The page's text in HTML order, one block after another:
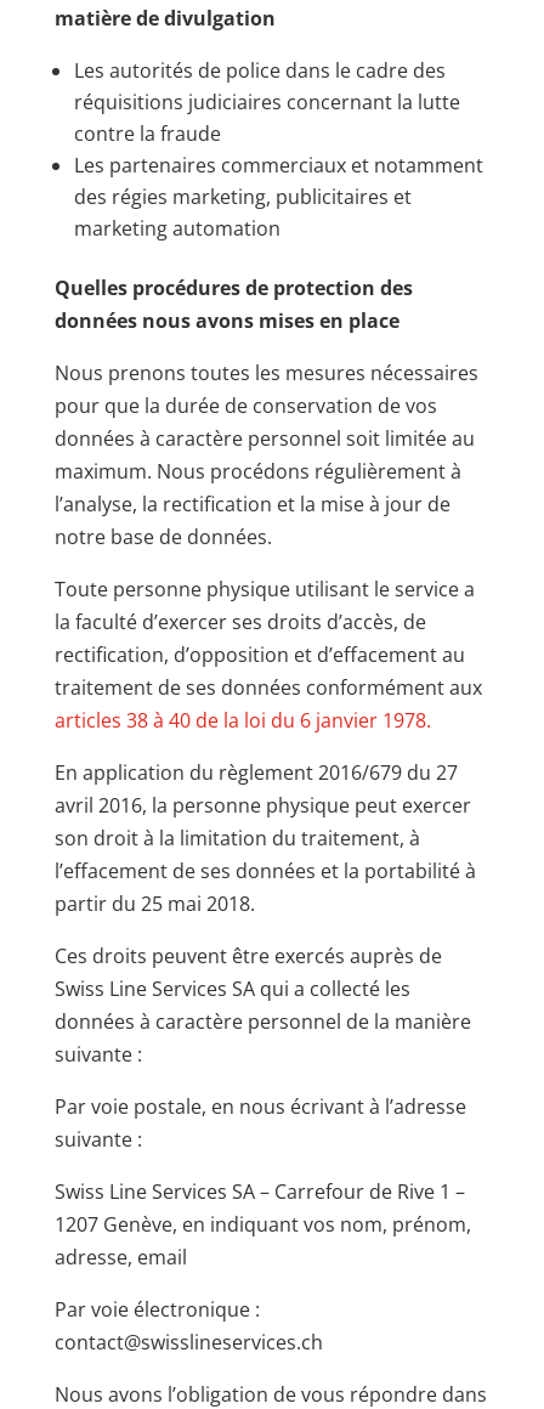
matière de divulgation
Les autorités de police dans le cadre des
réquisitions judiciaires concernant la lutte
contre la fraude
Les partenaires commerciaux et notamment
des régies marketing, publicitaires et
marketing automation
Quelles procédures de protection des
données nous avons mises en place
Nous prenons toutes les mesures nécessaires
pour que la durée de conservation de vos
données à caractère personnel soit limitée au
maximum. Nous procédons régulièrement à
l’analyse, la rectification et la mise à jour de
notre base de données.
Toute personne physique utilisant le service a
la faculté d’exercer ses droits d’accès, de
rectification, d’opposition et d’effacement au
traitement de ses données conformément aux
articles 38 à 40 de la loi du 6 janvier 1978.
En application du règlement 2016/679 du 27
avril 2016, la personne physique peut exercer
son droit à la limitation du traitement, à
l’effacement de ses données et la portabilité à
partir du 25 mai 2018.
Ces droits peuvent être exercés auprès de
Swiss Line Services SA qui a collecté les
données à caractère personnel de la manière
suivante :
Par voie postale, en nous écrivant à l’adresse
suivante :
Swiss Line Services SA – Carrefour de Rive 1 –
1207 Genève, en indiquant vos nom, prénom,
adresse, email
Par voie électronique :
contact@swisslineservices.ch
Nous avons l’obligation de vous répondre dans